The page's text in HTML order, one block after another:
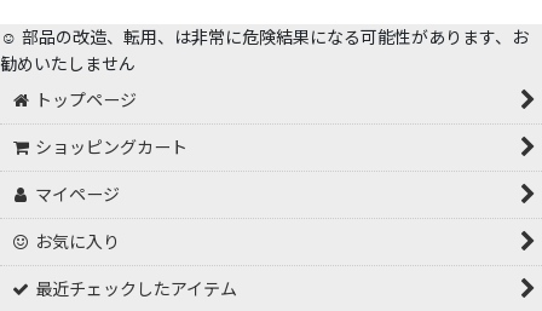
☺️ 部品の改造、転用、は非常に危険結果になる可能性があります、お
勧めいたしません
トップページ
ショッピングカート
マイページ
お気に入り
最近チェックしたアイテム